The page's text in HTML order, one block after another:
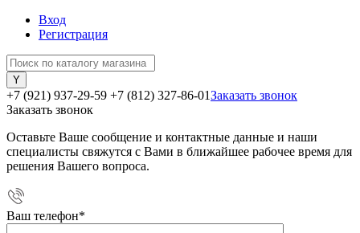
Вход
Регистрация
+7 (921) 937-29-59 +7 (812) 327-86-01Заказать звонок
Заказать звонок
Оставьте Ваше сообщение и контактные данные и наши
специалисты свяжутся с Вами в ближайшее рабочее время для
решения Вашего вопроса.
Ваш телефон*